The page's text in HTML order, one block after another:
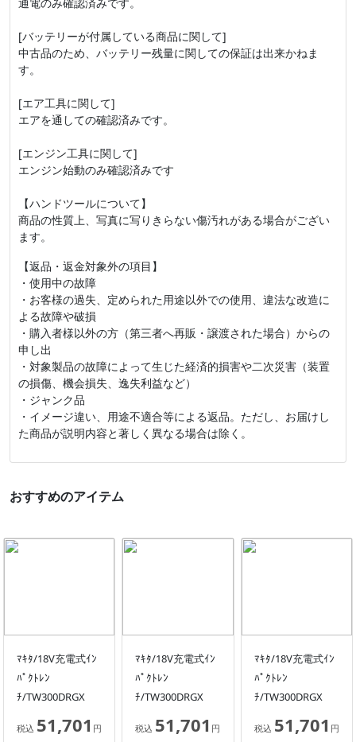
[バッテリーが付属している商品に関して]
中古品のため、バッテリー残量に関しての保証は出来かねま
す。
[エア工具に関して]
エアを通しての確認済みです。
[エンジン工具に関して]
エンジン始動のみ確認済みです
【ハンドツールについて】
商品の性質上、写真に写りきらない傷汚れがある場合がござい
ます。
【返品・返金対象外の項目】
・使用中の故障
・お客様の過失、定められた用途以外での使用、違法な改造に
よる故障や破損
・購入者様以外の方（第三者へ再販・譲渡された場合）からの
申し出
・対象製品の故障によって生じた経済的損害や二次災害（装置
の損傷、機会損失、逸失利益など）
・ジャンク品
・イメージ違い、用途不適合等による返品。ただし、お届けし
た商品が説明内容と著しく異なる場合は除く。
おすすめのアイテム
ﾏｷﾀ/18V充電式ｲﾝ
ﾊﾟｸﾄﾚﾝ
ﾁ/TW300DRGX
税込 51,701 円
ﾏｷﾀ/18V充電式ｲﾝ
ﾊﾟｸﾄﾚﾝ
ﾁ/TW300DRGX
税込 51,701 円
ﾏｷﾀ/18V充電式ｲﾝ
ﾊﾟｸﾄﾚﾝ
ﾁ/TW300DRGX
税込 51,701 円